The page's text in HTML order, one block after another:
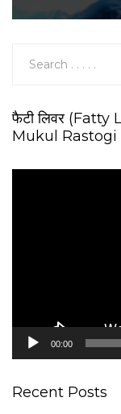
फैटी लिवर (Fatty
Mukul Rastogi
00:00
Recent Posts